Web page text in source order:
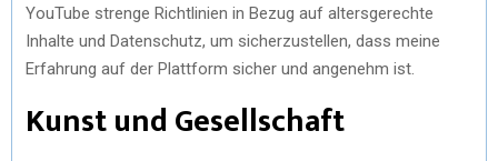
YouTube strenge Richtlinien in Bezug auf altersgerechte
Inhalte und Datenschutz, um sicherzustellen, dass meine
Erfahrung auf der Plattform sicher und angenehm ist.
Kunst und Gesellschaft